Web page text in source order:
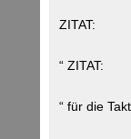
ZITAT:
“ ZITAT:
“ für die